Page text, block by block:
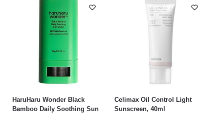
HaruHaru Wonder Black
Bamboo Daily Soothing Sun
Celimax Oil Control Light
Sunscreen, 40ml